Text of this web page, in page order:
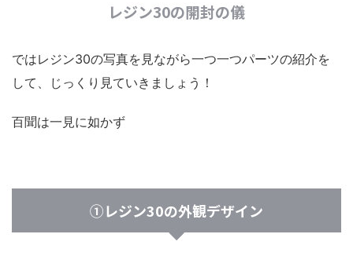
レジン30の開封の儀
ではレジン30の写真を見ながら一つ一つパーツの紹介を
して、じっくり見ていきましょう！
百聞は一見に如かず
①レジン30の外観デザイン